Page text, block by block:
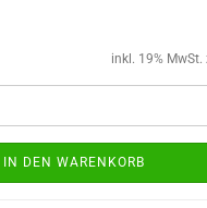
inkl. 19% MwSt.
IN DEN WARENKORB